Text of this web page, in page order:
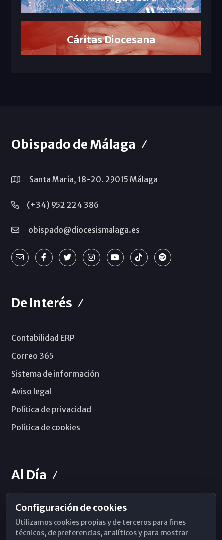
Cáritas Diocesana
Obispado de Málaga
Santa María, 18-20. 29015 Málaga
(+34) 952 224 386
obispado@diocesismalaga.es
De Interés
Contabilidad ERP
Correo 365
Sistema de información
Aviso legal
Política de privacidad
Política de cookies
Al Día
Horarios de Misa
Hemeroteca
Configuración de cookies
Utilizamos cookies propias y de terceros para fines
técnicos, de preferencias, analíticos y para mostrar